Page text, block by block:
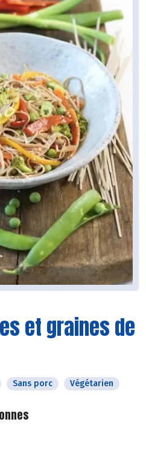
et graines de
Sans porc Végétarien